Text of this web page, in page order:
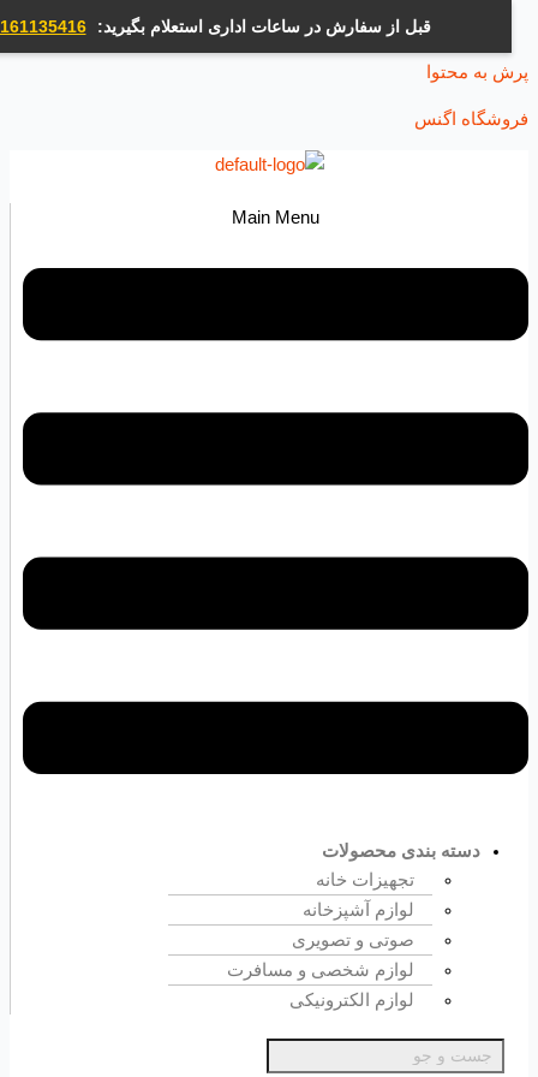
قبل از سفارش در ساعات اداری استعلام بگیرید: 09161135416
محتوا
اگنس
Main Menu
دسته بندی محصولات
تجهیزات خانه
لوازم آشپزخانه
صوتی و تصویری
لوازم شخصی و مسافرت
لوازم الکترونیکی